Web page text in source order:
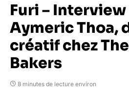
Furi –
Aymeric Thoa,
créatif chez
Bakers
8 minutes de lecture environ